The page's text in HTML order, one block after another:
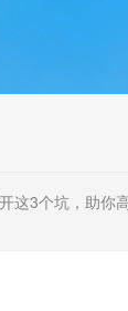
无
这3个坑，助你